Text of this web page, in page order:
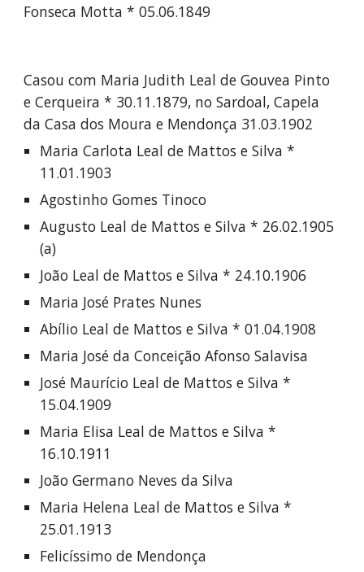
Fonseca Motta * 05.06.1849
Casou com Maria Judith Leal de Gouvea Pinto
e Cerqueira * 30.11.1879, no Sardoal, Capela
da Casa dos Moura e Mendonça 31.03.1902
Maria Carlota Leal de Mattos e Silva *
11.01.1903
Agostinho Gomes Tinoco
Augusto Leal de Mattos e Silva * 26.02.1905
(a)
João Leal de Mattos e Silva * 24.10.1906
Maria José Prates Nunes
Abílio Leal de Mattos e Silva * 01.04.1908
Maria José da Conceição Afonso Salavisa
José Maurício Leal de Mattos e Silva *
15.04.1909
Maria Elisa Leal de Mattos e Silva *
16.10.1911
João Germano Neves da Silva
Maria Helena Leal de Mattos e Silva *
25.01.1913
Felicíssimo de Mendonça